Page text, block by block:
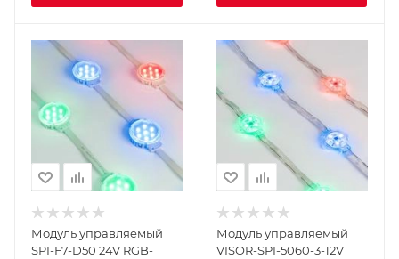
Модуль управляемый
SPI-F7-D50 24V RGB-
Модуль управляемый
VISOR-SPI-5060-3-12V